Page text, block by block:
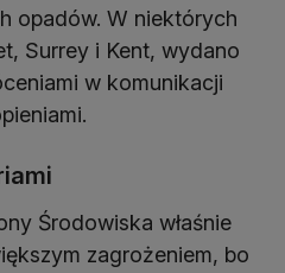
opadów. W niektórych
Surrey i Kent, wydano
w komunikacji
Środowiska właśnie
zagrożeniem, bo